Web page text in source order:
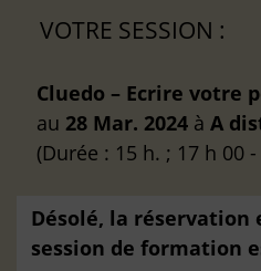
VOTRE SESSION :
Cluedo – Ecrire votre
au 28 Mar. 2024 à A
(Durée : 15 h. ; 17 h 00
Désolé, la réservation
session de formation